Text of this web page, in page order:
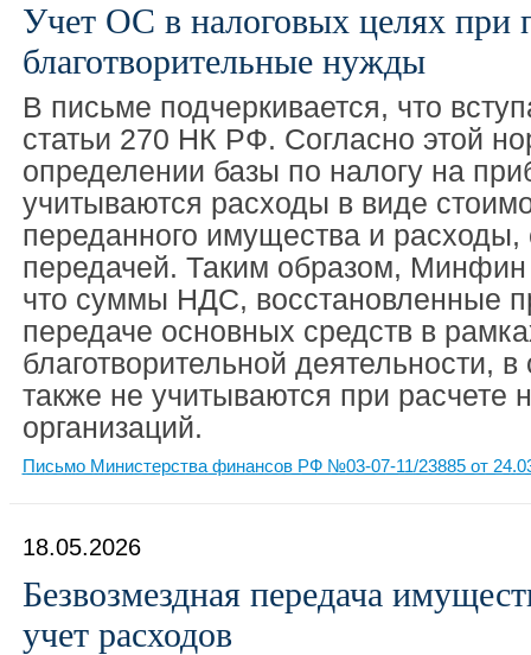
Учет ОС в налоговых целях при
благотворительные нужды
В письме подчеркивается, что
статьи 270 НК РФ. Согласно этой
определении базы по налогу на
учитываются расходы в виде
переданного имущества и расходы,
передачей. Таким образом,
что суммы НДС, восстановленные
передаче основных средств в
благотворительной деятельности,
также не учитываются при расчете
организаций.
Письмо Министерства финансов РФ №03-07-11/23885 от
18.05.2026
Безвозмездная передача
учет расходов